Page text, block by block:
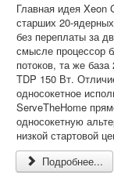
Главная идея Xeon
старших 20-
без переплаты за
смысле процессор
потоков, та же
TDP 150 Вт.
односокетное
ServeTheHome
односокетную
низкой стартовой
Подробнее...